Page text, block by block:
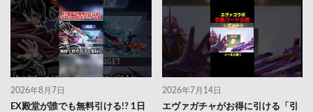
2026年8月7日
EX殿堂が誰でも無料引ける!? 1日
2026年7月14日
エヴァガチャがお得に引ける「引